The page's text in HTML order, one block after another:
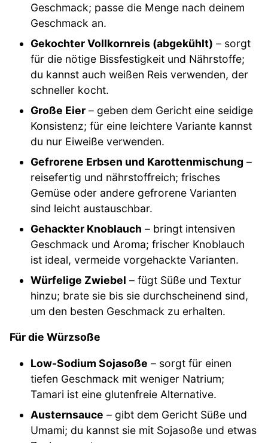
Geschmack; passe die Menge nach deinem
Geschmack an.
Gekochter Vollkornreis (abgekühlt) – sorgt
für die nötige Bissfestigkeit und Nährstoffe;
du kannst auch weißen Reis verwenden, der
schneller kocht.
Große Eier – geben dem Gericht eine seidige
Konsistenz; für eine leichtere Variante kannst
du nur Eiweiße verwenden.
Gefrorene Erbsen und Karottenmischung –
reisefertig und nährstoffreich; frisches
Gemüse oder andere gefrorene Varianten
sind leicht austauschbar.
Gehackter Knoblauch – bringt intensiven
Geschmack und Aroma; frischer Knoblauch
ist ideal, vermeide vorgehackte Varianten.
Würfelige Zwiebel – fügt Süße und Textur
hinzu; brate sie bis sie durchscheinend sind,
um den besten Geschmack zu erhalten.
Für die Würzsoße
Low-Sodium Sojasoße – sorgt für einen
tiefen Geschmack mit weniger Natrium;
Tamari ist eine glutenfreie Alternative.
Austernsauce – gibt dem Gericht Süße und
Umami; du kannst sie mit Sojasoße und etwas